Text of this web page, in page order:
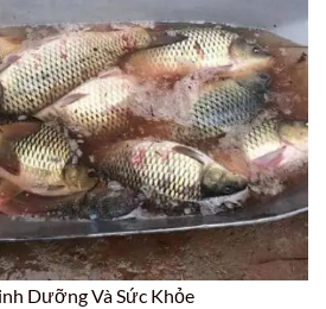
Dưỡng Và Sức Khỏe